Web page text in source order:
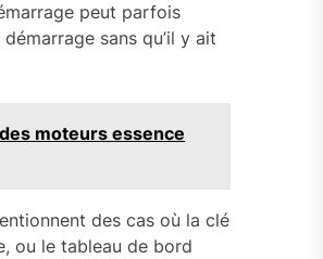
peut parfois
démarrage sans qu’il y ait
moteurs essence
des cas où la clé
ou le tableau de bord